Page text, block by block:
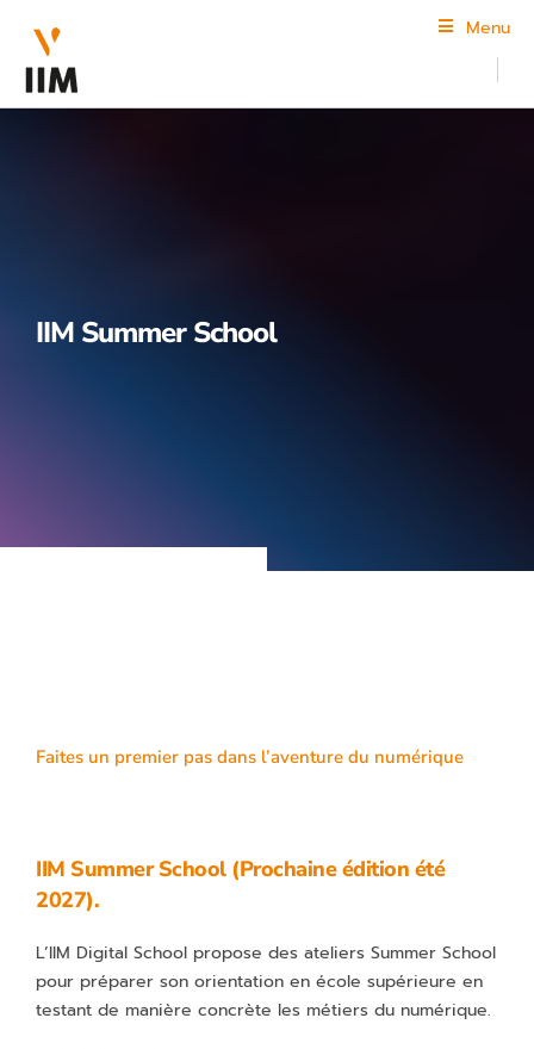
Menu
IIM Summer School
Faites un premier pas dans l’aventure du numérique
IIM Summer School (Prochaine édition été
2027).
L’IIM Digital School propose des ateliers Summer School
pour préparer son orientation en école supérieure en
testant de manière concrète les métiers du numérique.